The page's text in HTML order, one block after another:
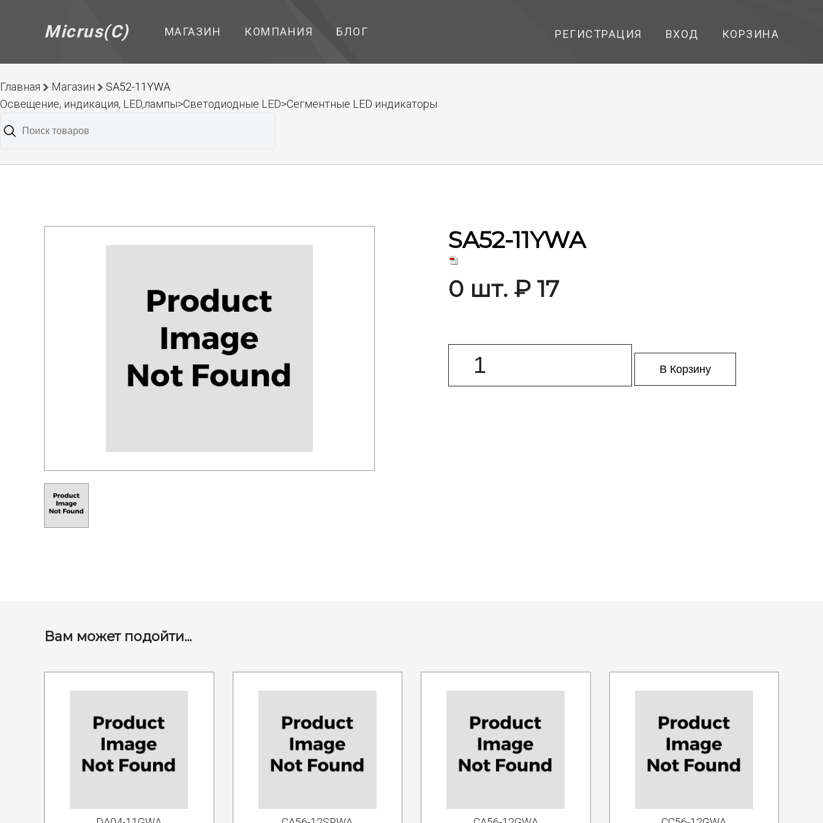
Micrus(C) МАГАЗИН КОМПАНИЯ БЛОГ РЕГИСТРАЦИЯ ВХОД КОРЗИНА
Главная Магазин
SA52-11YWA
Освещение, индикация, LED,лампы>Светодиодные LED>Сегментные LED индикаторы
SA52-11YWA
0 шт. ₽ 17
В Корзину
Вам может подойти...